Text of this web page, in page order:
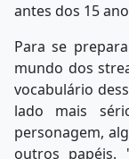
antes dos 15
Para se
mundo dos
vocabulário
lado mais
personagem,
outros